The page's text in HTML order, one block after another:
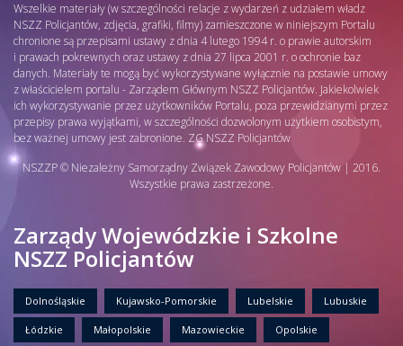
Wszelkie materiały (w szczególności relacje z wydarzeń z udziałem władz
NSZZ Policjantów, zdjęcia, grafiki, filmy) zamieszczone w niniejszym Portalu
chronione są przepisami ustawy z dnia 4 lutego 1994 r. o prawie autorskim
i prawach pokrewnych oraz ustawy z dnia 27 lipca 2001 r. o ochronie baz
danych. Materiały te mogą być wykorzystywane wyłącznie na postawie umowy
z właścicielem portalu - Zarządem Głównym NSZZ Policjantów. Jakiekolwiek
ich wykorzystywanie przez użytkowników Portalu, poza przewidzianymi przez
przepisy prawa wyjątkami, w szczególności dozwolonym użytkiem osobistym,
bez ważnej umowy jest zabronione. ZG NSZZ Policjantów
NSZZP © Niezależny Samorządny Związek Zawodowy Policjantów | 2016.
Wszystkie prawa zastrzeżone.
Zarządy Wojewódzkie i Szkolne
NSZZ Policjantów
Dolnośląskie Kujawsko-Pomorskie Lubelskie Lubuskie
Łódzkie Małopolskie Mazowieckie Opolskie